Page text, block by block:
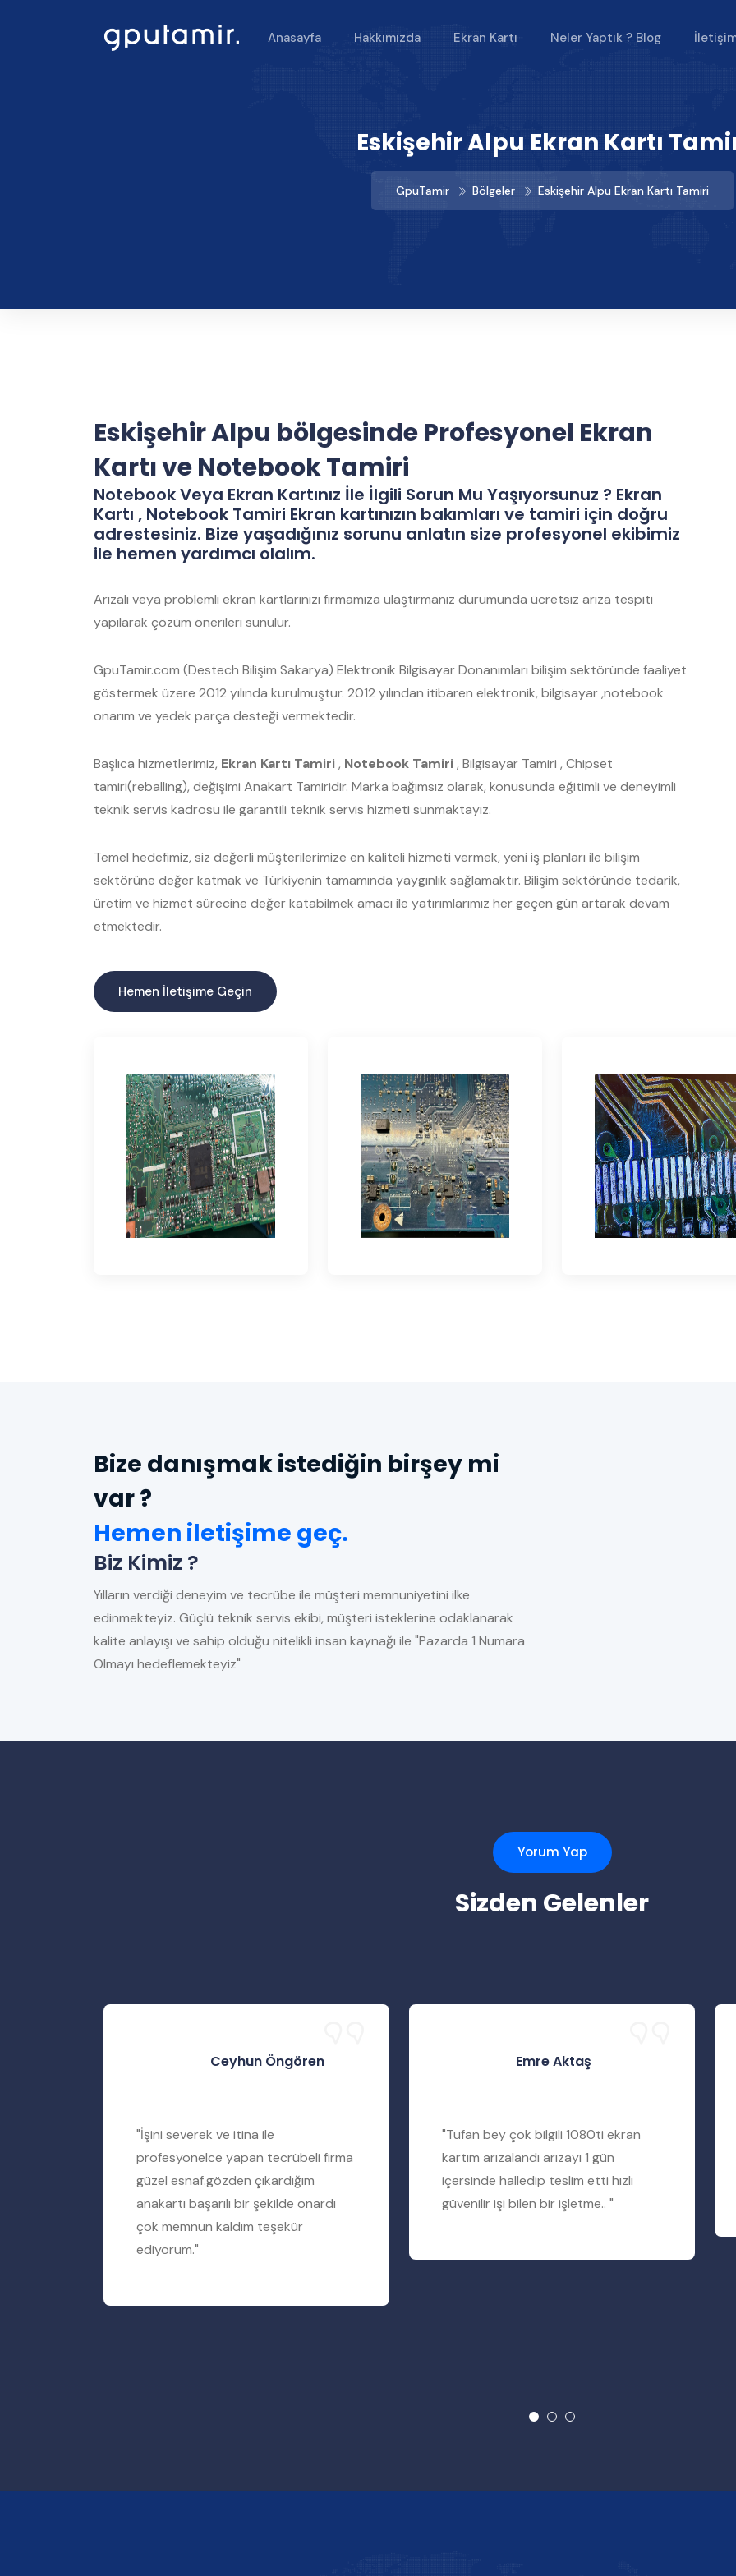
Anasayfa Hakkımızda Ekran Kartı Neler Yaptık ? Blog
Eskişehir Alpu Ekran Kartı
GpuTamir Bölgeler Eskişehir Alpu Ekran Kartı Tamiri
Eskişehir Alpu bölgesinde Profesyonel Ekran
Kartı ve Notebook Tamiri
Notebook Veya Ekran Kartınız İle İlgili Sorun Mu Yaşıyorsunuz ? Ekran
Kartı , Notebook Tamiri Ekran kartınızın bakımları ve tamiri için doğru
adrestesiniz. Bize yaşadığınız sorunu anlatın size profesyonel ekibimiz
ile hemen yardımcı olalım.
Arızalı veya problemli ekran kartlarınızı firmamıza ulaştırmanız durumunda ücretsiz arıza tespiti
yapılarak çözüm önerileri sunulur.
GpuTamir.com (Destech Bilişim Sakarya) Elektronik Bilgisayar Donanımları bilişim sektöründe faaliyet
göstermek üzere 2012 yılında kurulmuştur. 2012 yılından itibaren elektronik, bilgisayar ,notebook
onarım ve yedek parça desteği vermektedir.
Başlıca hizmetlerimiz, Ekran Kartı Tamiri, Notebook Tamiri, Bilgisayar Tamiri , Chipset
tamiri(reballing), değişimi Anakart Tamiridir. Marka bağımsız olarak, konusunda eğitimli ve deneyimli
teknik servis kadrosu ile garantili teknik servis hizmeti sunmaktayız.
Temel hedefimiz, siz değerli müşterilerimize en kaliteli hizmeti vermek, yeni iş planları ile bilişim
sektörüne değer katmak ve Türkiyenin tamamında yaygınlık sağlamaktır. Bilişim sektöründe tedarik,
üretim ve hizmet sürecine değer katabilmek amacı ile yatırımlarımız her geçen gün artarak devam
etmektedir.
Hemen İletişime Geçin
Bize danışmak istediğin birşey mi
var ?
Hemen iletişime geç.
Biz Kimiz ?
Yılların verdiği deneyim ve tecrübe ile müşteri memnuniyetini ilke
edinmekteyiz. Güçlü teknik servis ekibi, müşteri isteklerine odaklanarak
kalite anlayışı ve sahip olduğu nitelikli insan kaynağı ile "Pazarda 1 Numara
Olmayı hedeflemekteyiz"
Yorum Yap
Sizden Gelenler
Ceyhun Öngören
"İşini severek ve itina ile
profesyonelce yapan tecrübeli firma
güzel esnaf.gözden çıkardığım
anakartı başarılı bir şekilde onardı
çok memnun kaldım teşekür
ediyorum."
Emre Aktaş
"Tufan bey çok bilgili 1080ti ekran
kartım arızalandı arızayı 1 gün
içersinde halledip teslim etti hızlı
güvenilir işi bilen bir işletme.. "